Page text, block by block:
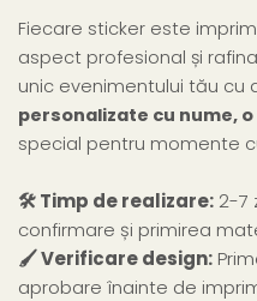
Fiecare sticker este
aspect profesional și
unic evenimentului tău cu
personalizate cu nume,
special pentru momente
🛠️ Timp de realizare: 2-7
confirmare și primirea
🖌️ Verificare design:
aprobare înainte de